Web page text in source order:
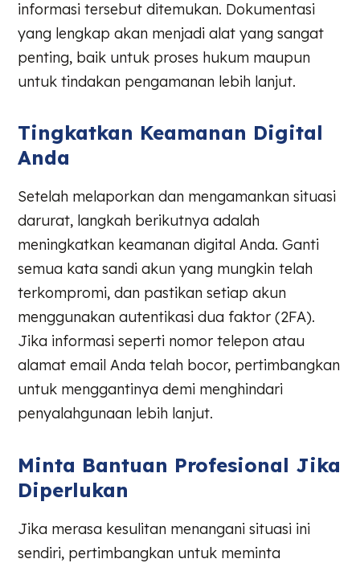
informasi tersebut ditemukan. Dokumentasi
yang lengkap akan menjadi alat yang sangat
penting, baik untuk proses hukum maupun
untuk tindakan pengamanan lebih lanjut.
Tingkatkan Keamanan Digital
Anda
Setelah melaporkan dan mengamankan situasi
darurat, langkah berikutnya adalah
meningkatkan keamanan digital Anda. Ganti
semua kata sandi akun yang mungkin telah
terkompromi, dan pastikan setiap akun
menggunakan autentikasi dua faktor (2FA).
Jika informasi seperti nomor telepon atau
alamat email Anda telah bocor, pertimbangkan
untuk menggantinya demi menghindari
penyalahgunaan lebih lanjut.
Minta Bantuan Profesional Jika
Diperlukan
Jika merasa kesulitan menangani situasi ini
sendiri, pertimbangkan untuk meminta